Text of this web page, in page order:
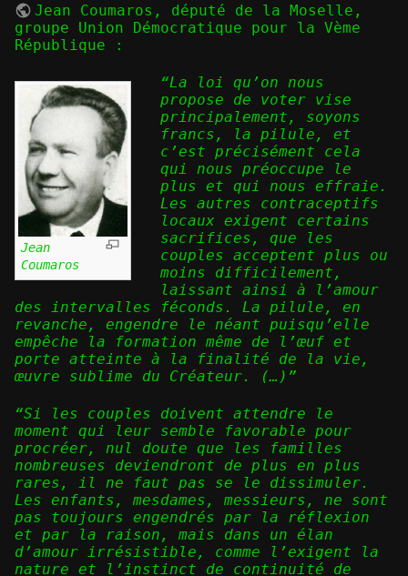
Jean Coumaros , député de la Moselle,
groupe Union Démocratique pour la Vème
République :
Jean
Coumaros
“La loi qu’on nous
propose de voter vise
principalement, soyons
francs, la pilule, et
c’est précisément cela
qui nous préoccupe le
plus et qui nous effraie.
Les autres contraceptifs
locaux exigent certains
sacrifices, que les
couples acceptent plus ou
moins difficilement,
laissant ainsi à l’amour
des intervalles féconds. La pilule, en
revanche, engendre le néant puisqu’elle
empêche la formation même de l’œuf et
porte atteinte à la finalité de la vie,
œuvre sublime du Créateur. (…)”
“Si les couples doivent attendre le
moment qui leur semble favorable pour
procréer, nul doute que les familles
nombreuses deviendront de plus en plus
rares, il ne faut pas se le dissimuler.
Les enfants, mesdames, messieurs, ne sont
pas toujours engendrés par la réflexion
et par la raison, mais dans un élan
d’amour irrésistible, comme l’exigent la
nature et l’instinct de continuité de